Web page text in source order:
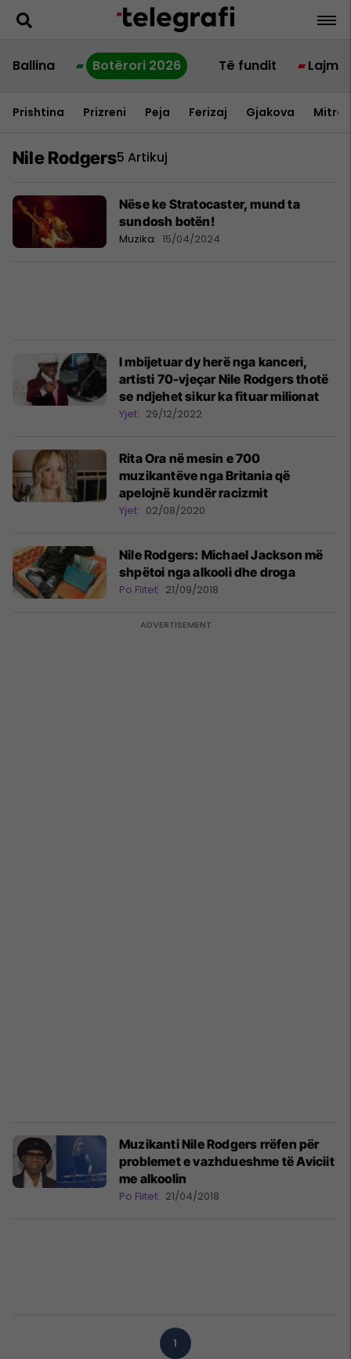
Ballina Botërori 2026 Të fundit Lajme
Prishtina Prizreni Peja Ferizaj Gjakova
Nile Rodgers5 Artikuj
Nëse ke Stratocaster, mund ta
sundosh botën!
Muzika 15/04/2024
I mbijetuar dy herë nga kanceri,
artisti 70-vjeçar Nile Rodgers thotë
se ndjehet sikur ka fituar milionat
Yjet 29/12/2022
Rita Ora në mesin e 700
muzikantëve nga Britania që
apelojnë kundër racizmit
Yjet 02/08/2020
Nile Rodgers: Michael Jackson më
shpëtoi nga alkooli dhe droga
Po Flitet 21/09/2018
Muzikanti Nile Rodgers rrëfen për
problemet e vazhdueshme të Aviciit
me alkoolin
Po Flitet 21/04/2018
1